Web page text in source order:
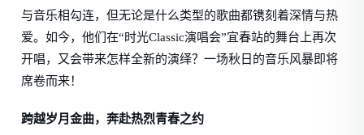
与音乐相勾连，但无论是什么类型的歌曲都镌刻着深情与热
爱。如今，他们在“时光Classic演唱会”宜春站的舞台上再次
开唱，又会带来怎样全新的演绎？一场秋日的音乐风暴即将
席卷而来！
跨越岁月金曲，奔赴热烈青春之约